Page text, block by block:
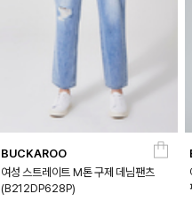
BUCKAROO
여성 스트레이트 M톤 구제 데님팬츠
(B212DP628P)